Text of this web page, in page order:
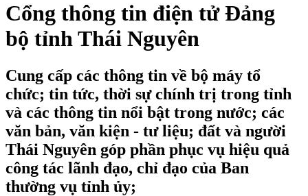
Cổng thông tin điện tử Đảng
bộ tỉnh Thái Nguyên
Cung cấp các thông tin về bộ máy tổ
chức; tin tức, thời sự chính trị trong tỉnh
và các thông tin nổi bật trong nước; các
văn bản, văn kiện - tư liệu; đất và người
Thái Nguyên góp phần phục vụ hiệu quả
công tác lãnh đạo, chỉ đạo của Ban
thường vụ tỉnh ủy;